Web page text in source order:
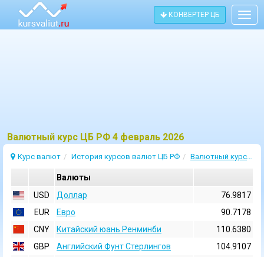
КОНВЕРТЕР ЦБ
Bалютный курс ЦБ РФ 4 февраль 2026
Курс валют История курсов валют ЦБ РФ Валютный курс 4 Февраль 2026
Валюты
USD
Доллар
76.9817
EUR
Евро
90.7178
CNY
Китайский юань Ренминби
110.6380
GBP
Английский Фунт Стерлингов
104.9107